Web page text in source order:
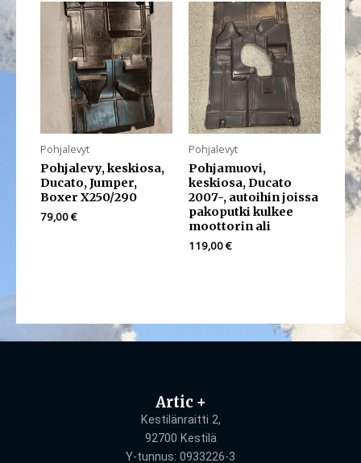
Pohjalevyt
Pohjalevy, keskiosa,
Ducato, Jumper,
Boxer X250/290
79,00€
Pohjalevyt
Pohjamuovi,
keskiosa, Ducato
2007-, autoihin joissa
pakoputki kulkee
moottorin ali
119,00€
Artic +
Kestilänraitti 2,
92700 Kestilä
Y-tunnus: 0933226-3